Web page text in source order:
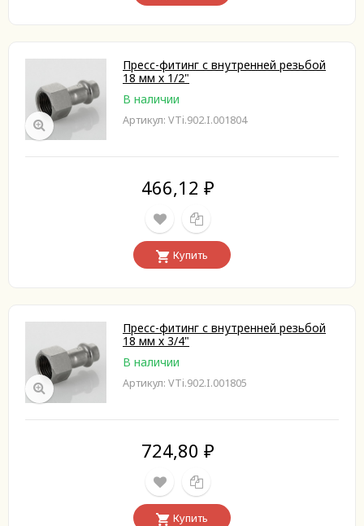
Пресс-фитинг с внутренней резьбой
18 мм х 1/2"
В наличии
Артикул: VTi.902.I.001804
466,12 ₽
Купить
Пресс-фитинг с внутренней резьбой
18 мм х 3/4"
В наличии
Артикул: VTi.902.I.001805
724,80 ₽
Купить